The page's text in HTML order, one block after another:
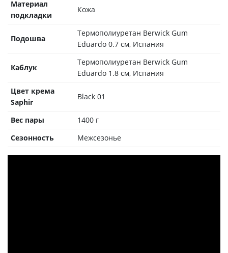
Материал
подкладки
Кожа
Подошва
Термополиуретан Berwick Gum
Eduardo 0.7 см, Испания
Каблук
Термополиуретан Berwick Gum
Eduardo 1.8 см, Испания
Цвет крема
Saphir
Black 01
Вес пары
1400 г
Сезонность
Межсезонье